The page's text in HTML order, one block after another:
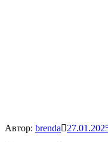
Автор: brenda